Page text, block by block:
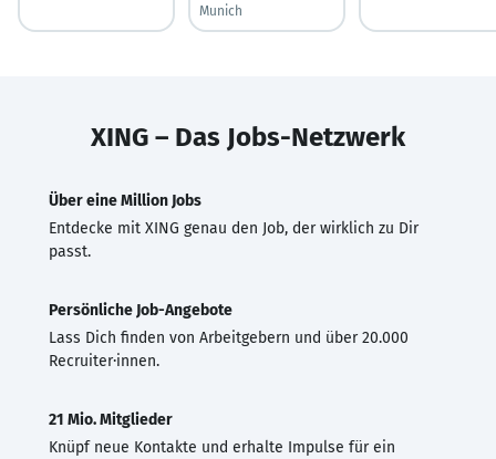
Munich
XING – Das Jobs-Netzwerk
Über eine Million Jobs
Entdecke mit XING genau den Job, der wirklich zu Dir
passt.
Persönliche Job-Angebote
Lass Dich finden von Arbeitgebern und über 20.000
Recruiter·innen.
21 Mio. Mitglieder
Knüpf neue Kontakte und erhalte Impulse für ein